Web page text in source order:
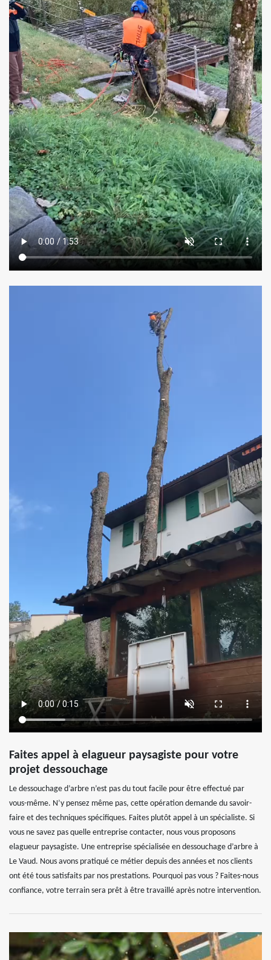
Faites appel à elagueur paysagiste pour votre
projet dessouchage
Le dessouchage d’arbre n’est pas du tout facile pour être effectué par
vous-même. N’y pensez même pas, cette opération demande du savoir-
faire et des techniques spécifiques. Faites plutôt appel à un spécialiste. Si
vous ne savez pas quelle entreprise contacter, nous vous proposons
elagueur paysagiste. Une entreprise spécialisée en dessouchage d’arbre à
Le Vaud. Nous avons pratiqué ce métier depuis des années et nos clients
ont été tous satisfaits par nos prestations. Pourquoi pas vous ? Faites-nous
confiance, votre terrain sera prêt à être travaillé après notre intervention.